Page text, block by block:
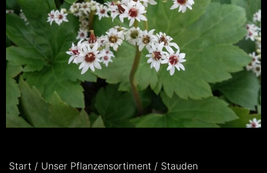
Start / Unser Pflanzensortiment / Stauden